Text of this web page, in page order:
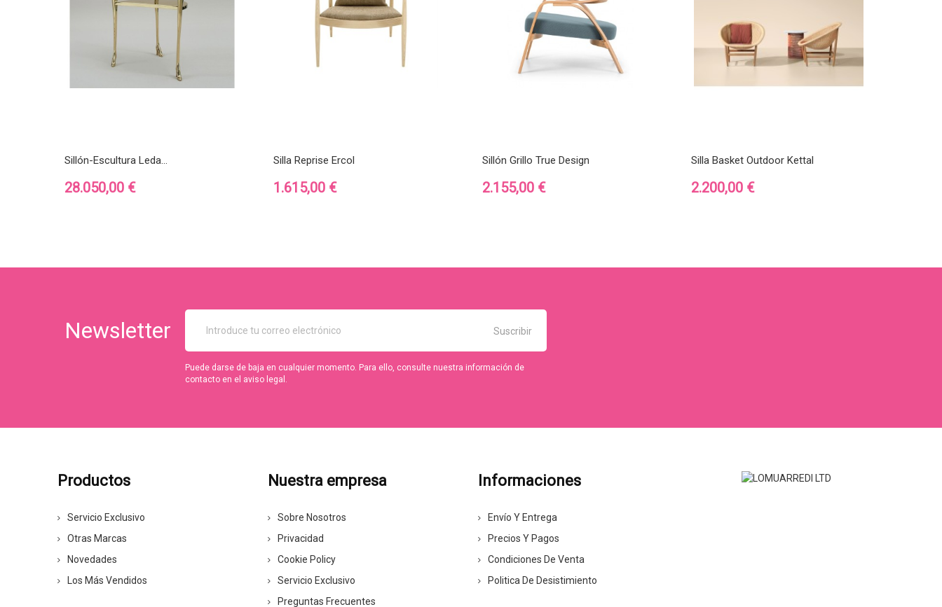
Sillón-Escultura Leda...
Precio
28.050,00 €
Silla Reprise Ercol
Precio
1.615,00 €
Sillón Grillo True Design
Precio
2.155,00 €
Silla Basket Outdoor Kettal
Precio
2.200,00 €
Newsletter
Puede darse de baja en cualquier momento. Para ello, consulte nuestra información de
contacto en el aviso legal.
Productos
Servicio Exclusivo
Otras Marcas
Novedades
Los Más Vendidos
Nuestra empresa
Sobre Nosotros
Privacidad
Cookie Policy
Servicio Exclusivo
Preguntas Frecuentes
Informaciones
Envío Y Entrega
Precios Y Pagos
Condiciones De Venta
Politica De Desistimiento